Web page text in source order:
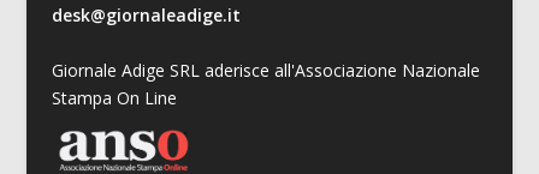
desk@giornaleadige.it
Giornale Adige SRL aderisce all'Associazione Nazionale
Stampa On Line